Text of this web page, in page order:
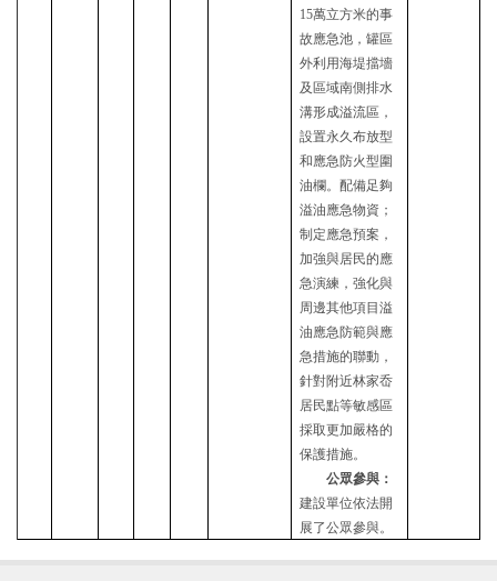
15萬立方米的事
故應急池，罐區
外利用海堤擋墻
及區域南側排水
溝形成溢流區，
設置永久布放型
和應急防火型圍
油欄。配備足夠
溢油應急物資；
制定應急預案，
加強與居民的應
急演練，強化與
周邊其他項目溢
油應急防範與應
急措施的聯動，
針對附近林家岙
居民點等敏感區
採取更加嚴格的
保護措施。
公眾參與：
建設單位依法開
展了公眾參與。